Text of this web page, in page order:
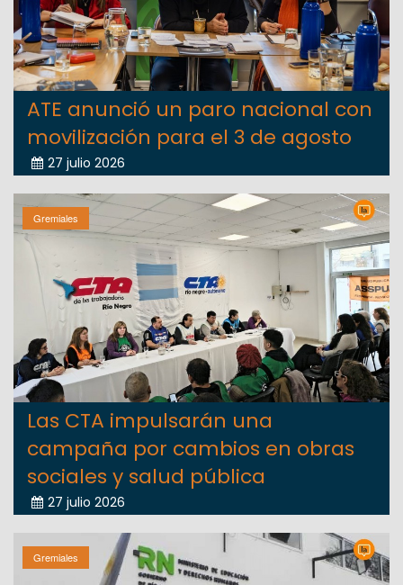
ATE anunció un paro nacional con
movilización para el 3 de agosto
27 julio 2026
Gremiales
Las CTA impulsarán una
campaña por cambios en obras
sociales y salud pública
27 julio 2026
Gremiales